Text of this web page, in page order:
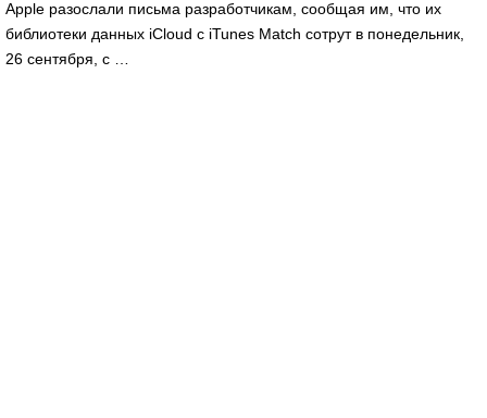
Apple разослали письма разработчикам, сообщая им, что их
библиотеки данных iCloud с iTunes Match сотрут в понедельник,
26 сентября, с …